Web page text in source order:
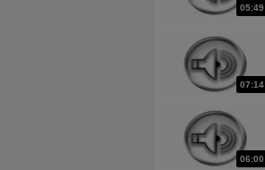
05:49
07:14
06:00